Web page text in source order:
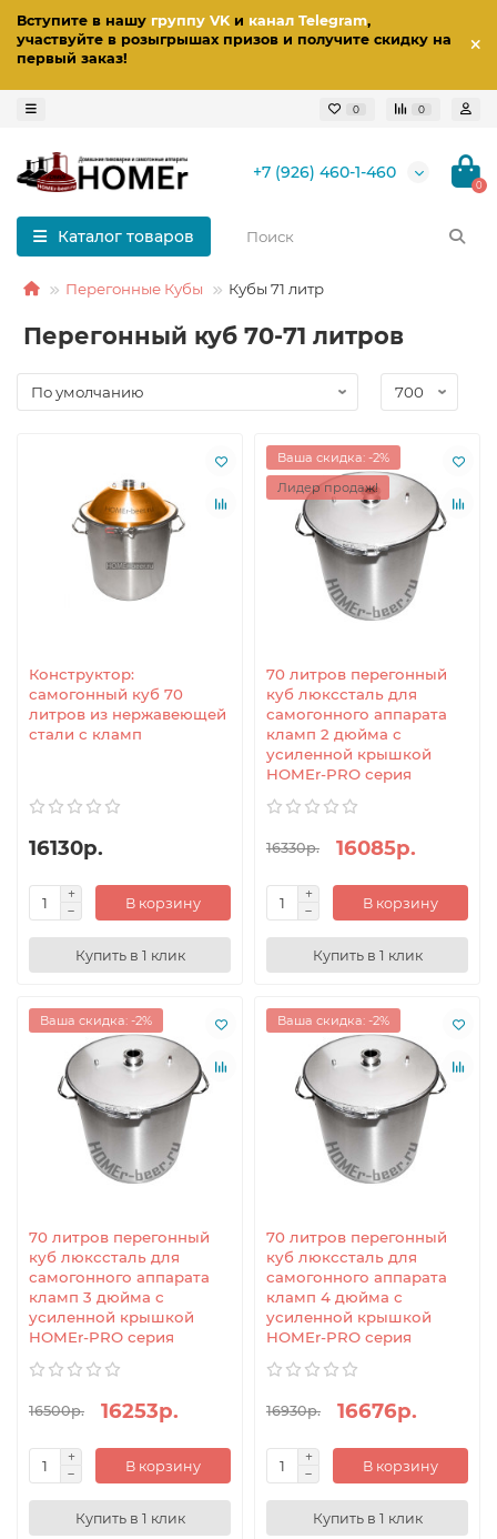
Вступите в нашу группу VKи канал Telegram,
участвуйте в розыгрышах призов и получите скидку на
первый заказ!
0 0
+7 (926) 460-1-460
0
Каталог товаров
Перегонные Кубы Кубы 71 литр
Перегонный куб 70-71 литров
Конструктор:
самогонный куб 70
литров из нержавеющей
стали с кламп
16130р.
В корзину
Купить в 1 клик
Ваша скидка: -2%
Лидер продаж!
70 литров перегонный
куб люкссталь для
самогонного аппарата
кламп 2 дюйма с
усиленной крышкой
HOMEr-PRO серия
16330р. 16085р.
В корзину
Купить в 1 клик
Ваша скидка: -2%
70 литров перегонный
куб люкссталь для
самогонного аппарата
кламп 3 дюйма с
усиленной крышкой
HOMEr-PRO серия
16500р. 16253р.
В корзину
Купить в 1 клик
Ваша скидка: -2%
70 литров перегонный
куб люкссталь для
самогонного аппарата
кламп 4 дюйма с
усиленной крышкой
HOMEr-PRO серия
16930р. 16676р.
В корзину
Купить в 1 клик